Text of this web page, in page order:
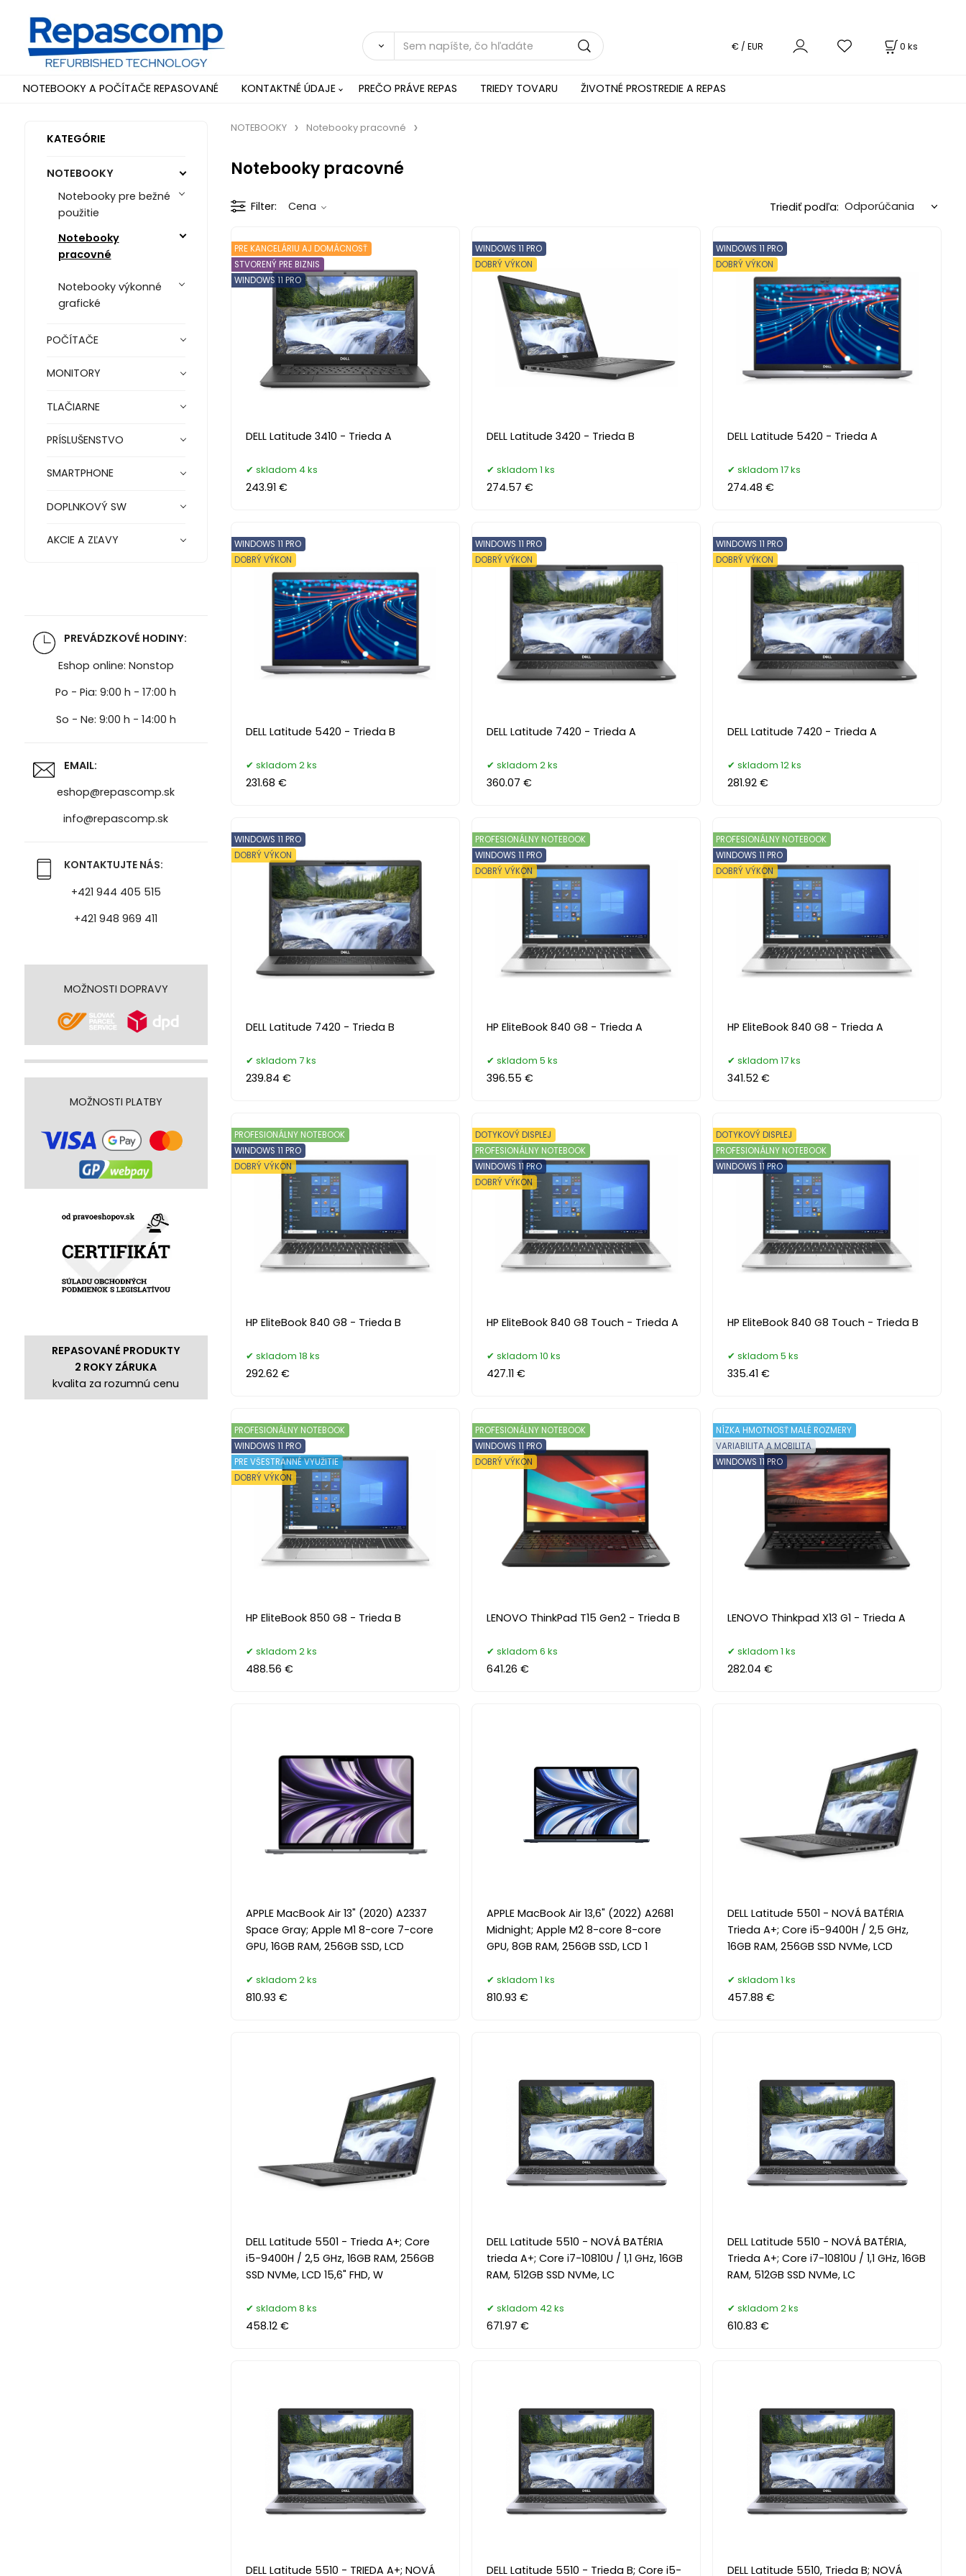
0 ks
€ / EUR
NOTEBOOKY A POČÍTAČE REPASOVANÉ KONTAKTNÉ ÚDAJE PREČO PRÁVE REPAS TRIEDY TOVARU ŽIVOTNÉ PROSTREDIE A REPAS
KATEGÓRIE
NOTEBOOKY
Notebooky pre bežné
použitie
Notebooky
pracovné
Notebooky výkonné
grafické
POČÍTAČE
MONITORY
TLAČIARNE
PRÍSLUŠENSTVO
SMARTPHONE
DOPLNKOVÝ SW
AKCIE A ZĽAVY
PREVÁDZKOVÉ HODINY:
Eshop online: Nonstop
Po - Pia: 9:00 h - 17:00 h
So - Ne: 9:00 h - 14:00 h
EMAIL:
eshop@repascomp.sk
info@repascomp.sk
KONTAKTUJTE NÁS:
+421 944 405 515
+421 948 969 411
MOŽNOSTI DOPRAVY
MOŽNOSTI PLATBY
REPASOVANÉ PRODUKTY
2 ROKY ZÁRUKA
kvalita za rozumnú cenu
NOTEBOOKY Notebooky pracovné
Notebooky pracovné
Filter Cena Triediť podľa:
DELL Latitude 3410 - Trieda A
PRE KANCELÁRIU AJ DOMÁCNOSŤ
STVORENÝ PRE BIZNIS
WINDOWS 11 PRO
skladom 4 ks
243.91 €
DELL Latitude 3420 - Trieda B
WINDOWS 11 PRO
DOBRÝ VÝKON
skladom 1 ks
274.57 €
DELL Latitude 5420 - Trieda A
WINDOWS 11 PRO
DOBRÝ VÝKON
skladom 17 ks
274.48 €
DELL Latitude 5420 - Trieda B
WINDOWS 11 PRO
DOBRÝ VÝKON
skladom 2 ks
231.68 €
DELL Latitude 7420 - Trieda A
WINDOWS 11 PRO
DOBRÝ VÝKON
skladom 2 ks
360.07 €
DELL Latitude 7420 - Trieda A
WINDOWS 11 PRO
DOBRÝ VÝKON
skladom 12 ks
281.92 €
DELL Latitude 7420 - Trieda B
WINDOWS 11 PRO
DOBRÝ VÝKON
skladom 7 ks
239.84 €
HP EliteBook 840 G8 - Trieda A
PROFESIONÁLNY NOTEBOOK
WINDOWS 11 PRO
DOBRÝ VÝKON
skladom 5 ks
396.55 €
HP EliteBook 840 G8 - Trieda A
PROFESIONÁLNY NOTEBOOK
WINDOWS 11 PRO
DOBRÝ VÝKON
skladom 17 ks
341.52 €
HP EliteBook 840 G8 - Trieda B
PROFESIONÁLNY NOTEBOOK
WINDOWS 11 PRO
DOBRÝ VÝKON
skladom 18 ks
292.62 €
HP EliteBook 840 G8 Touch - Trieda A
DOTYKOVÝ DISPLEJ
PROFESIONÁLNY NOTEBOOK
WINDOWS 11 PRO
DOBRÝ VÝKON
skladom 10 ks
427.11 €
HP EliteBook 840 G8 Touch - Trieda B
DOTYKOVÝ DISPLEJ
PROFESIONÁLNY NOTEBOOK
WINDOWS 11 PRO
skladom 5 ks
335.41 €
HP EliteBook 850 G8 - Trieda B
PROFESIONÁLNY NOTEBOOK
WINDOWS 11 PRO
PRE VŠESTRANNÉ VYUŽITIE
DOBRÝ VÝKON
skladom 2 ks
488.56 €
LENOVO ThinkPad T15 Gen2 - Trieda B
PROFESIONÁLNY NOTEBOOK
WINDOWS 11 PRO
DOBRÝ VÝKON
skladom 6 ks
641.26 €
LENOVO Thinkpad X13 G1 - Trieda A
NÍZKA HMOTNOSŤ MALÉ ROZMERY
VARIABILITA A MOBILITA
WINDOWS 11 PRO
skladom 1 ks
282.04 €
APPLE MacBook Air 13" (2020) A2337
Space Gray; Apple M1 8-core 7-core
GPU, 16GB RAM, 256GB SSD, LCD
skladom 2 ks
810.93 €
APPLE MacBook Air 13,6" (2022) A2681
Midnight; Apple M2 8-core 8-core
GPU, 8GB RAM, 256GB SSD, LCD 1
skladom 1 ks
810.93 €
DELL Latitude 5501 - NOVÁ BATÉRIA
Trieda A+; Core i5-9400H / 2,5 GHz,
16GB RAM, 256GB SSD NVMe, LCD
skladom 1 ks
457.88 €
DELL Latitude 5501 - Trieda A+; Core
i5-9400H / 2,5 GHz, 16GB RAM, 256GB
SSD NVMe, LCD 15,6" FHD, W
skladom 8 ks
458.12 €
DELL Latitude 5510 - NOVÁ BATÉRIA
trieda A+; Core i7-10810U / 1,1 GHz, 16GB
RAM, 512GB SSD NVMe, LC
skladom 42 ks
671.97 €
DELL Latitude 5510 - NOVÁ BATÉRIA,
Trieda A+; Core i7-10810U / 1,1 GHz, 16GB
RAM, 512GB SSD NVMe, LC
skladom 2 ks
610.83 €
DELL Latitude 5510 - TRIEDA A+; NOVÁ DELL Latitude 5510 - Trieda B; Core i5- DELL Latitude 5510, Trieda B; NOVÁ